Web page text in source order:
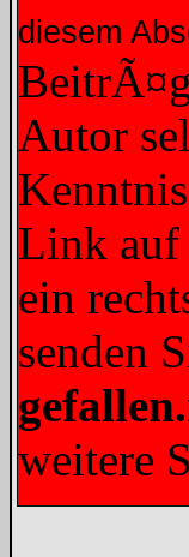
diesem
Autor
Link auf
ein
senden
weitere